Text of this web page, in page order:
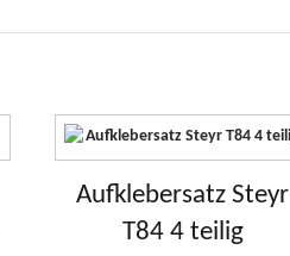
Aufklebersatz Steyr
T84 4 teilig